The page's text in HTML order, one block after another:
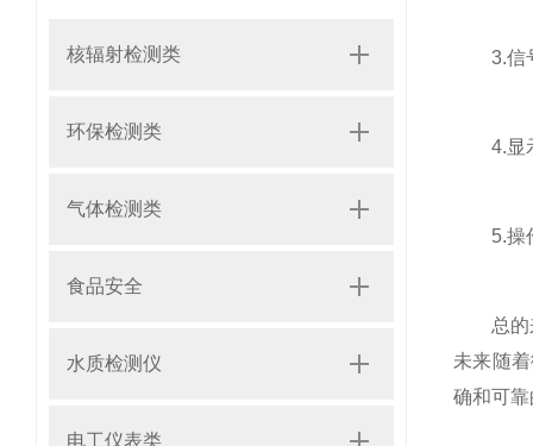
核辐射检测类
环保检测类
气体检测类
食品安全
水质检测仪
电工仪表类
3.信号
4.显示
5.操作
总的
未来随
确和可